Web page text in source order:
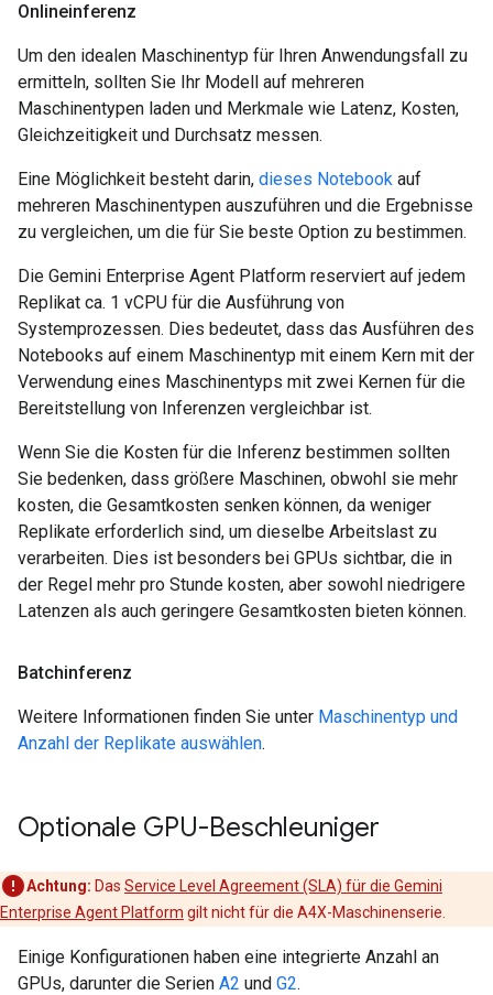
Onlineinferenz
Um den idealen Maschinentyp für Ihren Anwendungsfall zu
ermitteln, sollten Sie Ihr Modell auf mehreren
Maschinentypen laden und Merkmale wie Latenz, Kosten,
Gleichzeitigkeit und Durchsatz messen.
Eine Möglichkeit besteht darin, dieses Notebook auf
mehreren Maschinentypen auszuführen und die Ergebnisse
zu vergleichen, um die für Sie beste Option zu bestimmen.
Die Gemini Enterprise Agent Platform reserviert auf jedem
Replikat ca. 1 vCPU für die Ausführung von
Systemprozessen. Dies bedeutet, dass das Ausführen des
Notebooks auf einem Maschinentyp mit einem Kern mit der
Verwendung eines Maschinentyps mit zwei Kernen für die
Bereitstellung von Inferenzen vergleichbar ist.
Wenn Sie die Kosten für die Inferenz bestimmen sollten
Sie bedenken, dass größere Maschinen, obwohl sie mehr
kosten, die Gesamtkosten senken können, da weniger
Replikate erforderlich sind, um dieselbe Arbeitslast zu
verarbeiten. Dies ist besonders bei GPUs sichtbar, die in
der Regel mehr pro Stunde kosten, aber sowohl niedrigere
Latenzen als auch geringere Gesamtkosten bieten können.
Batchinferenz
Weitere Informationen finden Sie unter Maschinentyp und
Anzahl der Replikate auswählen.
Optionale GPU-Beschleuniger
Achtung: Das Service Level Agreement (SLA) für die Gemini
Enterprise Agent Platform gilt nicht für die A4X-Maschinenserie.
Einige Konfigurationen haben eine integrierte Anzahl an
GPUs, darunter die Serien A2 und G2.